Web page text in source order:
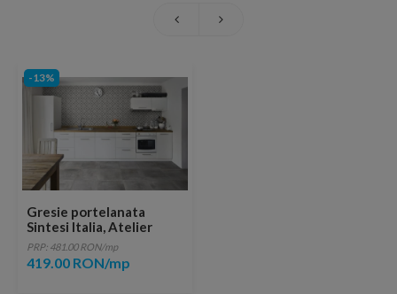
-13%
Gresie portelanata
Sintesi Italia, Atelier
Grigio Rectificata
60,4x60,4 cm
PRP: 481.00 RON/mp
419.00 RON/mp